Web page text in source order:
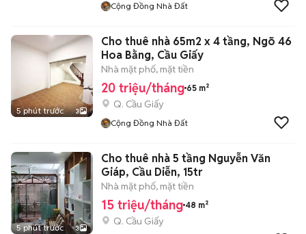
Cộng Đồng Nhà Đất
5 phút trước 3
Cho thuê nhà 65m2 x 4 tầng, Ngõ 46
Hoa Bằng, Cầu Giấy
Nhà mặt phố, mặt tiền
20 triệu/tháng 65 m²
Q. Cầu Giấy
Cộng Đồng Nhà Đất
5 phút trước 3
Cho thuê nhà 5 tầng Nguyễn Văn
Giáp, Cầu Diễn, 15tr
Nhà mặt phố, mặt tiền
15 triệu/tháng 48 m²
Q. Cầu Giấy